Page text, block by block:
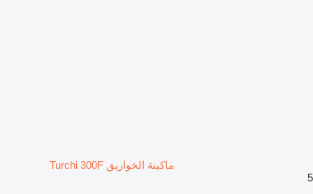
ماكينة الخوازيق Turchi 300F
5